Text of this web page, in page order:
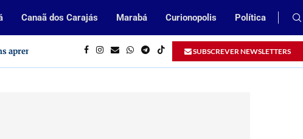
Canaã dos Carajás Marabá Curionopolis Política
aprendizes no Pará SUBSCREVER NEWSLETTERS